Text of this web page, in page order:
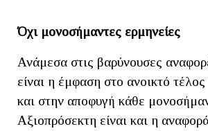
Όχι μονοσήμαντες ερμηνείες
Ανάμεσα στις βαρύνουσες
είναι η έμφαση στο ανοικτό
και στην αποφυγή κάθε
Αξιοπρόσεκτη είναι και η